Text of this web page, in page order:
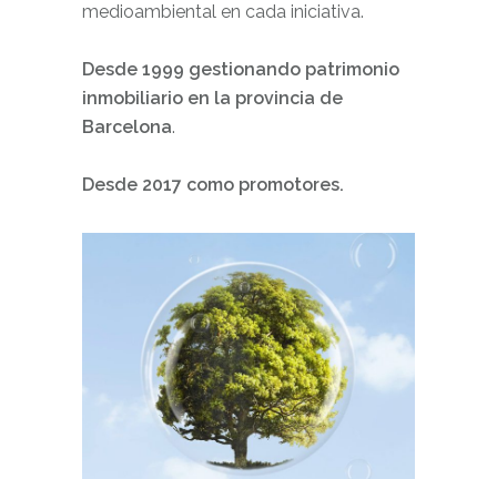
medioambiental en cada iniciativa.
Desde 1999 gestionando patrimonio
inmobiliario en la provincia de
Barcelona.
Desde 2017 como promotores.